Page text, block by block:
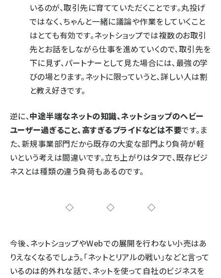
いるのが、取引先に育てていただくことです。丸投げ
ではなく、ちゃんと一緒に議論や作業をしていくこと
はとても有効です。ネットショップでは複数のお取引
先とお話をしながら仕事を進めていくので、取引先を
下に見ず、パートナーとして見た場合には、最強の学
びの場とります。ネットに限っていうと、詳しい人は割
と教え好きです。
逆に、中途半端なネットの知識、ネットショップのヘビー
ユーザー過ぎること、高すぎるプライドなどは不要です。ま
た、新規事業部門だから既存の大変な部門より負荷が軽
いという考えは間違いです。立ち上がりはタフで、既存ビジ
ネスとは種類の違う負荷もあるのです。
◇◇◇
今後、ネットショップやWebでの展開を行わない小売はあ
りえなくなるでしょう。「ネットとリアルの戦い」などと言って
いるのは的外れな話で、ネットを使って自社のビジネスを